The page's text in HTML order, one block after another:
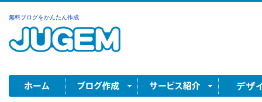
無料ブログをかんたん作成